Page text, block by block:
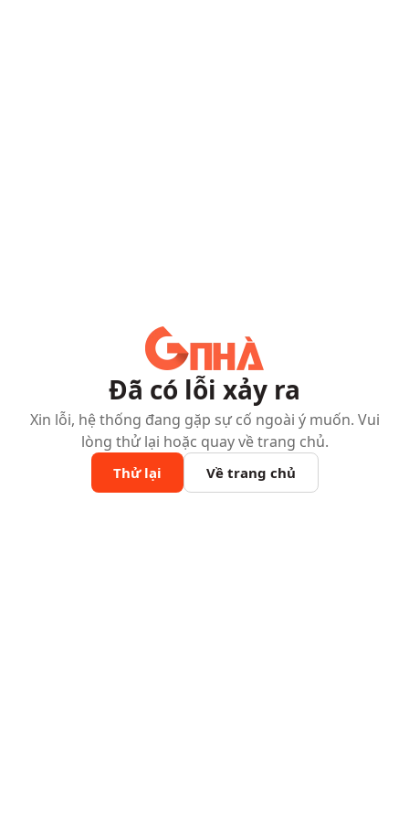
Đã có lỗi xảy ra
Xin lỗi, hệ thống đang gặp sự cố ngoài ý muốn. Vui
lòng thử lại hoặc quay về trang chủ.
Thử lại Về trang chủ